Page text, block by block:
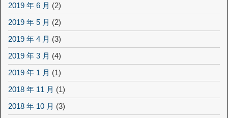
2019 年 6 月 (2)
2019 年 5 月 (2)
2019 年 4 月 (3)
2019 年 3 月 (4)
2019 年 1 月 (1)
2018 年 11 月 (1)
2018 年 10 月 (3)